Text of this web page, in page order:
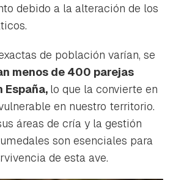
debido a la alteración de los
de población varían, se
menos de 400 parejas
España, lo que la convierte en
en nuestro territorio.
áreas de cría y la gestión
son esenciales para
de esta ave.